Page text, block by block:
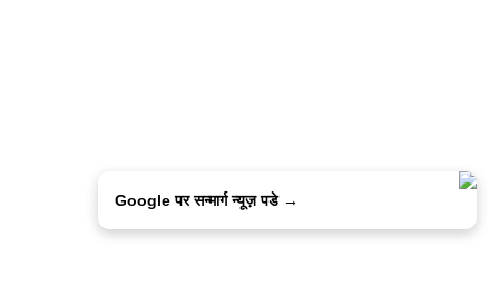
Google पर सन्मार्ग न्यूज़ पडे →